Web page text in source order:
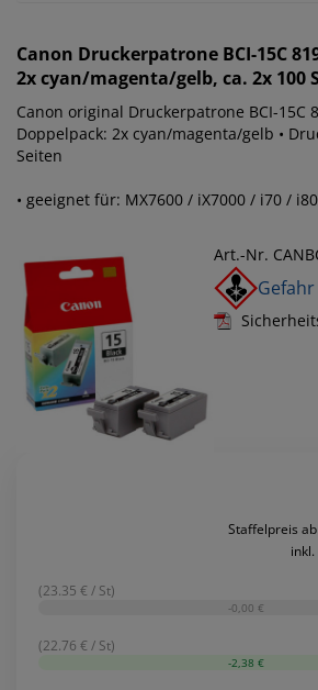
Canon Druckerpatrone BCI-15C
2x cyan/magenta/gelb, ca. 2x 100
Canon original Druckerpatrone BCI-15C
Doppelpack: 2x cyan/magenta/gelb •
Seiten
• geeignet für: MX7600 / iX7000 / i70 /
Art.-Nr.
Gefahr
Staffelpreis
(23.35 € / St)
-0,00 €
(22.76 € / St)
-2,38 €